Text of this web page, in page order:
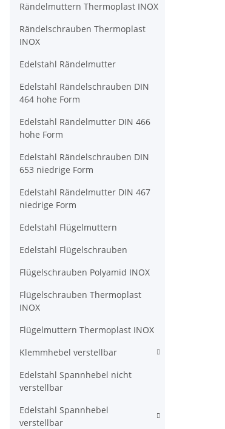
Rändelmuttern Thermoplast INOX
Rändelschrauben Thermoplast
INOX
Edelstahl Rändelmutter
Edelstahl Rändelschrauben DIN
464 hohe Form
Edelstahl Rändelmutter DIN 466
hohe Form
Edelstahl Rändelschrauben DIN
653 niedrige Form
Edelstahl Rändelmutter DIN 467
niedrige Form
Edelstahl Flügelmuttern
Edelstahl Flügelschrauben
Flügelschrauben Polyamid INOX
Flügelschrauben Thermoplast
INOX
Flügelmuttern Thermoplast INOX
Klemmhebel verstellbar
Edelstahl Spannhebel nicht
verstellbar
Edelstahl Spannhebel
verstellbar